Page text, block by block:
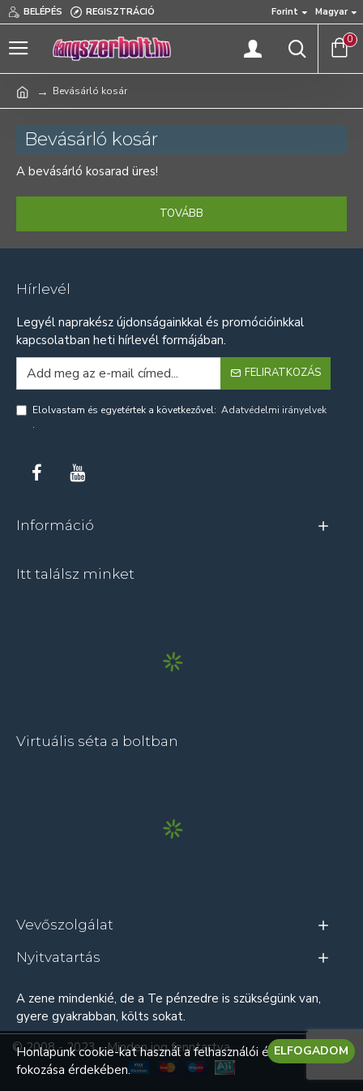
BELÉPÉS REGISZTRÁCIÓ Forint Magyar
0
Bevásárló kosár
Bevásárló kosár
A bevásárló kosarad üres!
TOVÁBB
Hírlevél
Legyél naprakész újdonságainkkal és promócióinkkal
kapcsolatban heti hírlevél formájában.
FELIRATKOZÁS
Elolvastam és egyetértek a következővel: Adatvédelmi irányelvek
.
Információ
Itt találsz minket
Virtuális séta a boltban
Vevőszolgálat
Nyitvatartás
A zene mindenkié, de a Te pénzedre is szükségünk van,
gyere gyakrabban, költs sokat.
© 2008 - 2023 - Minden jog fenntartva
ELFOGADOM
Honlapunk cookie-kat használ a felhasználói élmény
fokozása érdekében.